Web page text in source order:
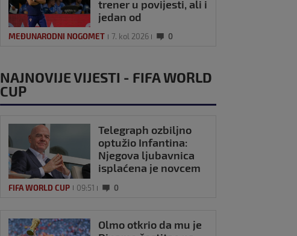
trener u povijesti, ali i
jedan od
svijetu
MEĐUNARODNI NOGOMET 7. kol 2026 0
NAJNOVIJE VIJESTI - FIFA WORLD
CUP
Telegraph ozbiljno
optužio Infantina:
Njegova ljubavnica
isplaćena je novcem
FIFA WORLD CUP 09:51 0
Olmo otkrio da mu je